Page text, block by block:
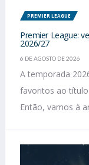
PREMIER LEAGUE
Premier League:
2026/27
6 DE AGOSTO DE 2026
A temporada
favoritos ao
Então, vamos à